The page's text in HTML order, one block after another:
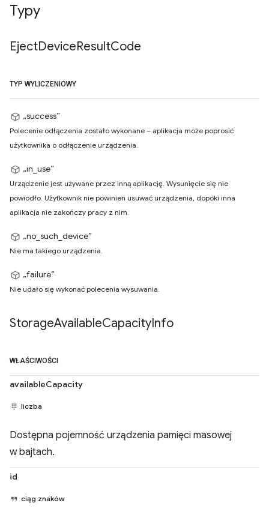
Typy
EjectDeviceResultCode
TYP WYLICZENIOWY
„success”
Polecenie odłączenia zostało wykonane – aplikacja może poprosić
użytkownika o odłączenie urządzenia.
„in_use”
Urządzenie jest używane przez inną aplikację. Wysunięcie się nie
powiodło. Użytkownik nie powinien usuwać urządzenia, dopóki inna
aplikacja nie zakończy pracy z nim.
„no_such_device”
Nie ma takiego urządzenia.
„failure”
Nie udało się wykonać polecenia wysuwania.
StorageAvailableCapacityInfo
WŁAŚCIWOŚCI
availableCapacity
liczba
Dostępna pojemność urządzenia pamięci masowej
w bajtach.
id
ciąg znaków